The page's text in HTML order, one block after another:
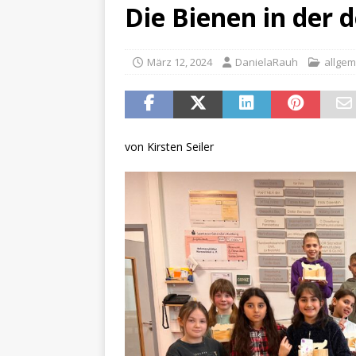
[ Juni 11, 2026 ]
Sport,
Die Bienen in der
März 12, 2024 DanielaRauh
von Kirsten Seiler